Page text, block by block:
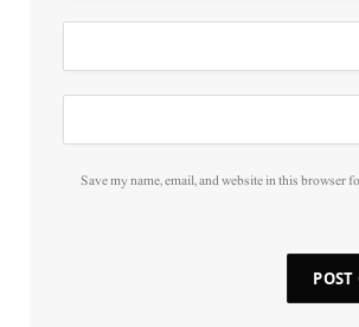
Save my name, email, and website in this browser